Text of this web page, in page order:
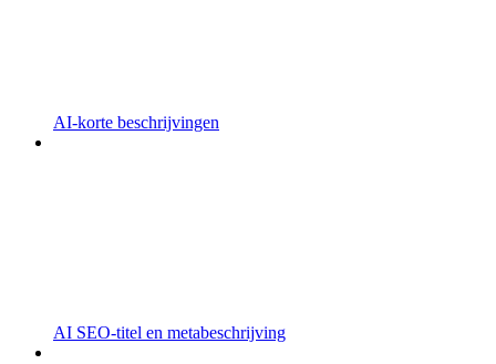
AI-korte beschrijvingen
AI SEO-titel en metabeschrijving